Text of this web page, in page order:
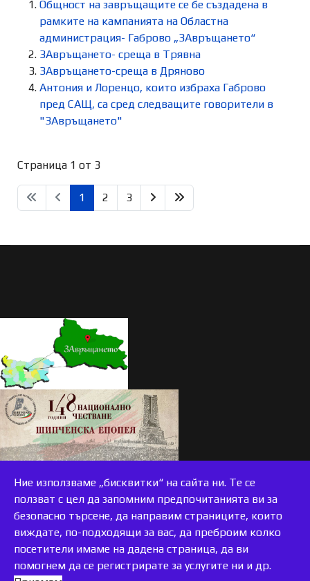
Общност на завръщащите се бе създадена в
рамките на кампанията на Областна
администрация- Габрово „ЗАвръщането“
ЗАвръщането- среща в Трявна
ЗАвръщането-среща в Дряново
Антония и Лоренцо, които избраха Габрово
пред САЩ, са сред следващите говорители в
"ЗАвръщането"
Страница 1 от 3
1 2 3
Ние използваме „бисквитки“ на сайта ни. Те се
ползват с цел да запомним предпочитанията ви за
безопасно търсене, да направим страниците, които
виждате, по-подходящи за вас, да преброим колко
посетители имаме на дадена страница, да ви
помогнем да се регистрирате за услугите ни и др.
accessible